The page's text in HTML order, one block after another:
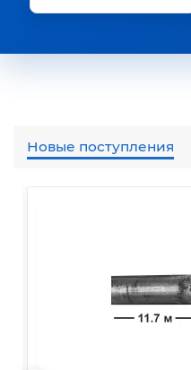
Новые поступления